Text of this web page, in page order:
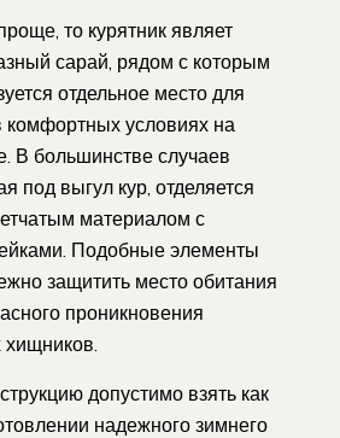
то курятник являет
сарай, рядом с которым
отдельное место для
комфортных условиях на
В большинстве случаев
под выгул кур, отделяется
материалом с
Подобные элементы
защитить место обитания
проникновения
допустимо взять как
надежного зимнего